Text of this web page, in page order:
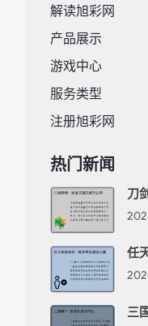
解读旭彩网
产品展示
游戏中心
服务类型
注册旭彩网
热门新闻
刀
任
三